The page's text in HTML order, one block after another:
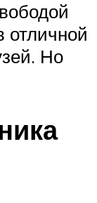
отличной
Но